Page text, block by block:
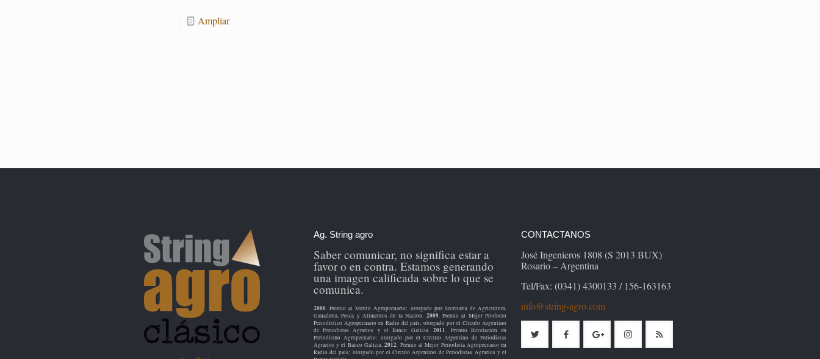
Am­pliar
Ag. String agro
Saber comunicar, no significa estar a
favor o en contra. Estamos generando
una imagen calificada sobre lo que se
comunica.
2000. Premio al Mérito Agropecuario; otorgado por Secretaría de Agricultura,
Ganadería, Pesca y Alimentos de la Nación. 2009. Premio al Mejor Producto
Periodístico Agropecuario en Radio del país; otorgado por el Círculo Argentino
de Periodistas Agrarios y el Banco Galicia.2011. Premio Revelación en
Periodismo Agropecuario; otorgado por el Círculo Argentino de Periodistas
Agrarios y el Banco Galicia.2012. Premio al Mejor Periodista Agropecuario en
Radio del país; otorgado por el Círculo Argentino de Periodistas Agrarios y el
CONTACTANOS
José Ingenieros 1808 (S 2013 BUX)
Rosario – Argentina
Tel/Fax: (0341) 4300133 / 156-163163
info@string-agro.com